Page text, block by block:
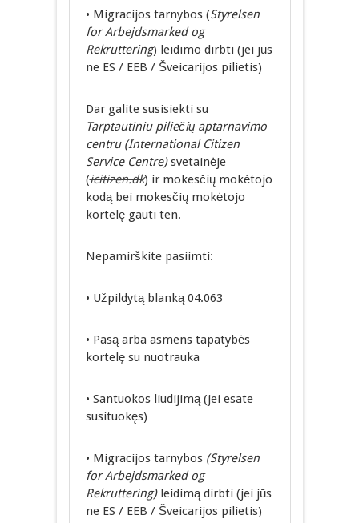
• Migracijos tarnybos (Styrelsen
for Arbejdsmarked og
Rekruttering) leidimo dirbti (jei jūs
ne ES / EEB / Šveicarijos pilietis)
Dar galite susisiekti su
Tarptautiniu piliečių aptarnavimo
centru (International Citizen
Service Centre)svetainėje
(icitizen.dk) ir mokesčių mokėtojo
kodą bei mokesčių mokėtojo
kortelę gauti ten.
Nepamirškite pasiimti:
• Užpildytą blanką 04.063
• Pasą arba asmens tapatybės
kortelę su nuotrauka
• Santuokos liudijimą (jei esate
susituokęs)
• Migracijos tarnybos(Styrelsen
for Arbejdsmarked og
Rekruttering)leidimą dirbti (jei jūs
ne ES / EEB / Šveicarijos pilietis)